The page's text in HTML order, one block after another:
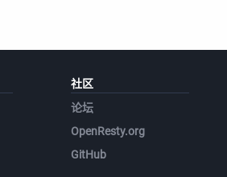
社区
论坛
OpenResty.org
GitHub